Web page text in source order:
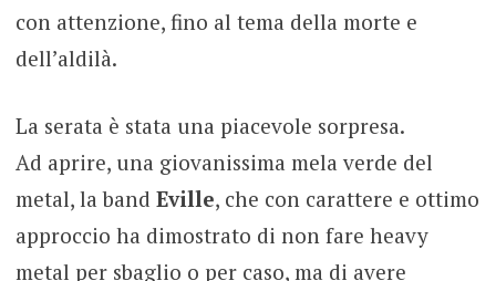
con attenzione, fino al tema della morte e
dell’aldilà.
La serata è stata una piacevole sorpresa.
Ad aprire, una giovanissima mela verde del
metal, la band Eville, che con carattere e ottimo
approccio ha dimostrato di non fare heavy
metal per sbaglio o per caso, ma di avere